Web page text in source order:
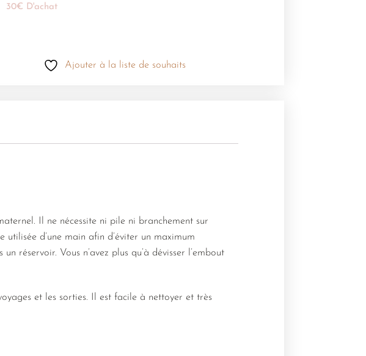
30€ D'achat
Ajouter à la liste de souhaits
Il ne nécessite ni pile ni branchement sur
d’une main afin d’éviter un maximum
réservoir. Vous n’avez plus qu’à dévisser l’embout
et les sorties. Il est facile à nettoyer et très